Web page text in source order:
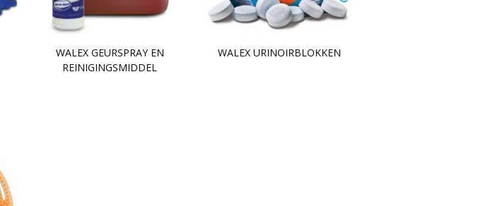
WALEX GEURSPRAY EN
REINIGINGSMIDDEL
WALEX URINOIRBLOKKEN